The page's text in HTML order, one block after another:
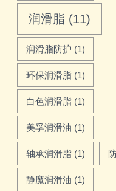
润滑脂 (11)
润滑脂防护 (1)
环保润滑脂 (1)
白色润滑脂 (1)
美孚润滑油 (1)
轴承润滑脂 (1)
静魔润滑油 (1)